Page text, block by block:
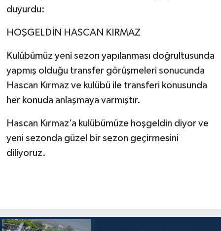
duyurdu:
HOŞGELDİN HASCAN KIRMAZ
Kulübümüz yeni sezon yapılanması doğrultusunda
yapmış olduğu transfer görüşmeleri sonucunda
Hascan Kırmaz ve kulübü ile transferi konusunda
her konuda anlaşmaya varmıştır.
Hascan Kırmaz’a kulübümüze hoşgeldin diyor ve
yeni sezonda güzel bir sezon geçirmesini
diliyoruz.